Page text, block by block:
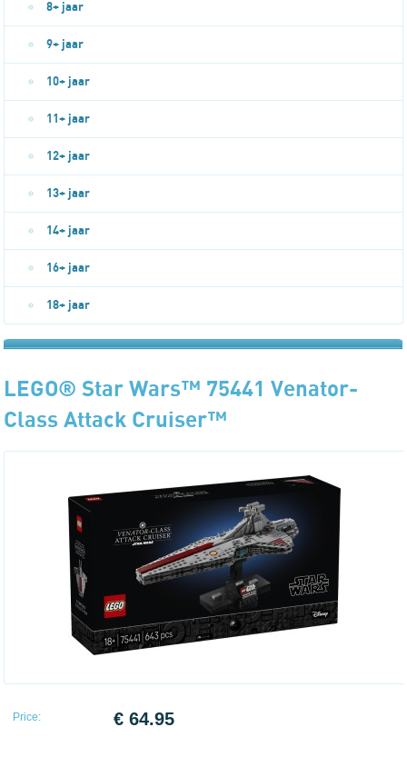
8+ jaar
9+ jaar
10+ jaar
11+ jaar
12+ jaar
13+ jaar
14+ jaar
16+ jaar
18+ jaar
LEGO® Star Wars™ 75441 Venator-
Class Attack Cruiser™
Price: € 64.95